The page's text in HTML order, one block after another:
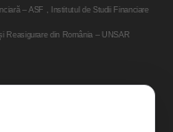
– ASF , Institutul de Studii Financiare
Reasigurare din România – UNSAR